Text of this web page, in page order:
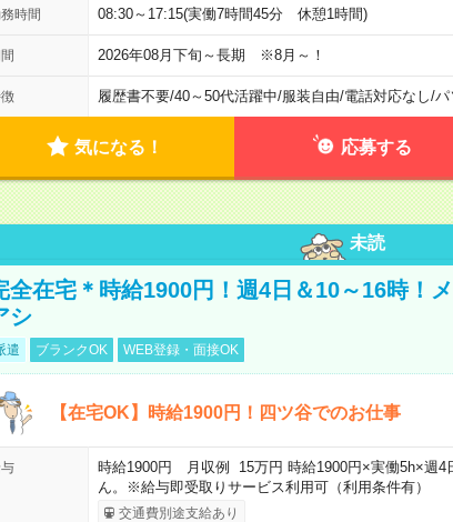
時間 08:30～17:15(実働7時間45分 休憩1時間)
2026年08月下旬～長期 ※8月～！
履歴書不要/40～50代活躍中/服装自由/電話対応なし/パ
気になる！ 応募する
未読
全在宅＊時給1900円！週4日＆10～16時！
シ
遣 ブランクOK WEB登録・面接OK
【在宅OK】時給1900円！四ツ谷でのお仕事
時給1900円 月収例 15万円 時給1900円×実働5h×週
ん。※給与即受取りサービス利用可（利用条件有）
交通費別途支給あり